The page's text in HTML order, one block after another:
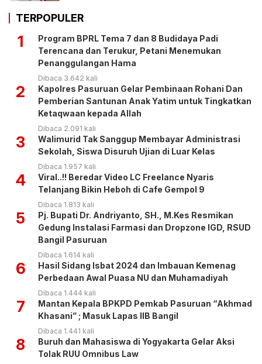
TERPOPULER
1
Program BPRL Tema 7 dan 8 Budidaya Padi
Terencana dan Terukur, Petani Menemukan
Penanggulangan Hama
Dibaca 3.642 kali
2
Kapolres Pasuruan Gelar Pembinaan Rohani Dan
Pemberian Santunan Anak Yatim untuk Tingkatkan
Ketaqwaan kepada Allah
Dibaca 2.091 kali
3
Walimurid Tak Sanggup Membayar Administrasi
Sekolah, Siswa Disuruh Ujian di Luar Kelas
Dibaca 1.957 kali
4
Viral..!! Beredar Video LC Freelance Nyaris
Telanjang Bikin Heboh di Cafe Gempol 9
Dibaca 1.813 kali
5
Pj. Bupati Dr. Andriyanto, SH., M.Kes Resmikan
Gedung Instalasi Farmasi dan Dropzone IGD, RSUD
Bangil Pasuruan
Dibaca 1.614 kali
6
Hasil Sidang Isbat 2024 dan Imbauan Kemenag
Perbedaan Awal Puasa NU dan Muhamadiyah
Dibaca 1.444 kali
7
Mantan Kepala BPKPD Pemkab Pasuruan “Akhmad
Khasani” ; Masuk Lapas IIB Bangil
Dibaca 1.441 kali
8
Buruh dan Mahasiswa di Yogyakarta Gelar Aksi
Tolak RUU Omnibus Law